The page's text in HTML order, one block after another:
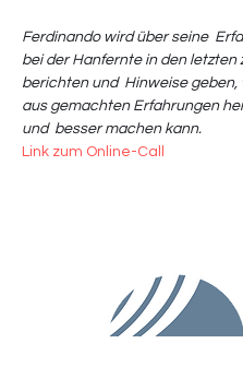
Ferdinando wird über seine
bei der Hanfernte in den letzten
berichten und  Hinweise geben,
aus gemachten Erfahrungen
und  besser machen kann.
Link zum Online-Call